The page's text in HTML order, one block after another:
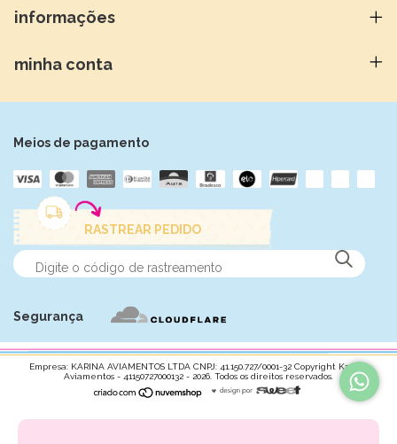
informações
minha conta
Meios de pagamento
RASTREAR PEDIDO
Segurança
Empresa: KARINA AVIAMENTOS LTDA CNPJ: 41.150.727/0001-32 Copyright Karina
Aviamentos - 41150727000132 - 2026. Todos os direitos reservados.